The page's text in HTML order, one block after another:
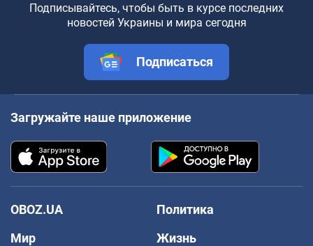
Подписывайтесь, чтобы быть в курсе последних
новостей Украины и мира сегодня
Подписаться
Загружайте наше приложение
OBOZ.UA
Политика
Мир
Жизнь